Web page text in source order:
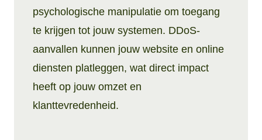
psychologische manipulatie om toegang
te krijgen tot jouw systemen. DDoS-
aanvallen kunnen jouw website en online
diensten platleggen, wat direct impact
heeft op jouw omzet en
klanttevredenheid.